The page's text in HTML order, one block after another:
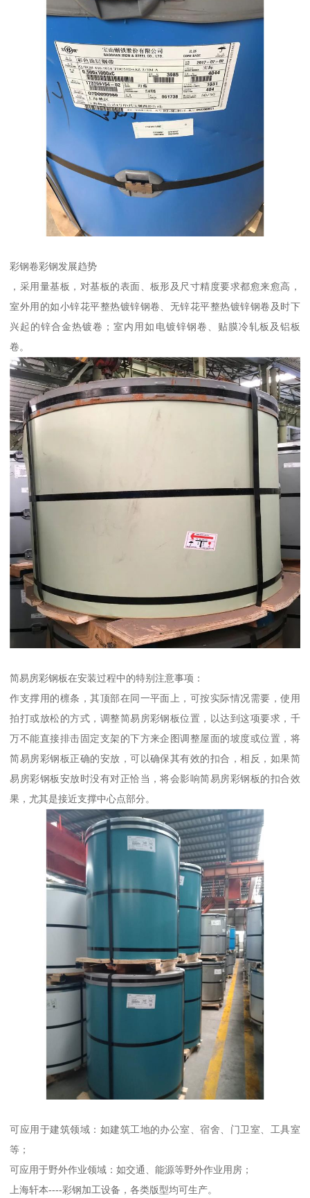
彩钢卷彩钢发展趋势
，采用量基板，对基板的表面、板形及尺寸精度要求都愈来愈高，
室外用的如小锌花平整热镀锌钢卷、无锌花平整热镀锌钢卷及时下
兴起的锌合金热镀卷；室内用如电镀锌钢卷、贴膜冷轧板及铝板
卷。
简易房彩钢板在安装过程中的特别注意事项：
作支撑用的檩条，其顶部在同一平面上，可按实际情况需要，使用
拍打或放松的方式，调整简易房彩钢板位置，以达到这项要求，千
万不能直接排击固定支架的下方来企图调整屋面的坡度或位置，将
简易房彩钢板正确的安放，可以确保其有效的扣合，相反，如果简
易房彩钢板安放时没有对正恰当，将会影响简易房彩钢板的扣合效
果，尤其是接近支撑中心点部分。
可应用于建筑领域：如建筑工地的办公室、宿舍、门卫室、工具室
等；
可应用于野外作业领域：如交通、能源等野外作业用房；
上海轩本----彩钢加工设备，各类版型均可生产。